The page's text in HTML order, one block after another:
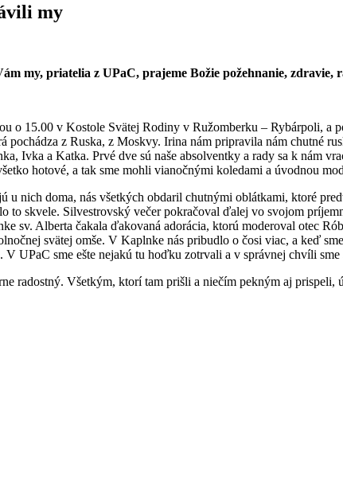
my
my, priatelia z UPaC, prajeme Božie požehnanie, zdravie,
o 15.00 v Kostole Svätej Rodiny v Ružomberku – Rybárpoli, a
pochádza z Ruska, z Moskvy. Irina nám pripravila nám chutné
Ivka a Katka. Prvé dve sú naše absolventky a rady sa k nám
hotové, a tak sme mohli vianočnými koledami a úvodnou
nich doma, nás všetkých obdaril chutnými oblátkami, ktoré
to skvele. Silvestrovský večer pokračoval ďalej vo svojom
sv. Alberta čakala ďakovaná adorácia, ktorú moderoval otec
svätej omše. V Kaplnke nás pribudlo o čosi viac, a keď
V UPaC sme ešte nejakú tu hoďku zotrvali a v správnej chvíli
radostný. Všetkým, ktorí tam prišli a niečím pekným aj